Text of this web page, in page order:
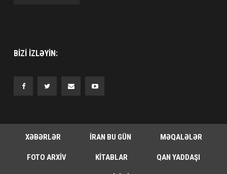
BIZI IZLƏYIN:
XƏBƏRLƏR İRAN BU GÜN MƏQALƏLƏR
FOTO ARXIV KITABLAR QAN YADDAŞI